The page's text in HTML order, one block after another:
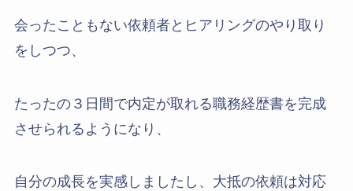
会ったこともない依頼者とヒアリングのやり取り
をしつつ、
たったの３日間で内定が取れる職務経歴書を完成
させられるようになり、
自分の成長を実感しましたし、大抵の依頼は対応